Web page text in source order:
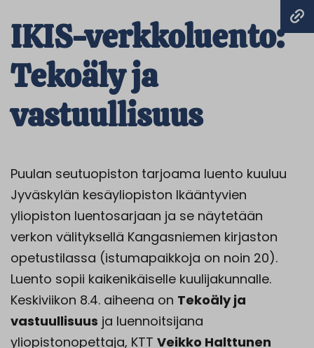
IKIS-verkkoluento:
Tekoäly ja
vastuullisuus
Puulan seutuopiston tarjoama luento kuuluu
Jyväskylän kesäyliopiston Ikääntyvien
yliopiston luentosarjaan ja se näytetään
verkon välityksellä Kangasniemen kirjaston
opetustilassa (istumapaikkoja on noin 20).
Luento sopii kaikenikäiselle kuulijakunnalle.
Keskiviikon 8.4. aiheena on Tekoäly ja
vastuullisuus ja luennoitsijana
yliopistonopettaja, KTT Veikko Halttunen